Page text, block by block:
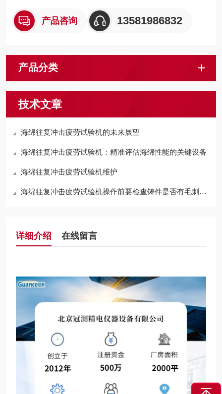
产品咨询 13581986832
产品分类
技术文章
海绵往复冲击疲劳试验机的未来展望
海绵往复冲击疲劳试验机：精准评估海绵性能的关键设备
海绵往复冲击疲劳试验机维护
海绵往复冲击疲劳试验机操作前要检查铸件是否有毛刺、飞边和冒口
详细介绍 在线留言